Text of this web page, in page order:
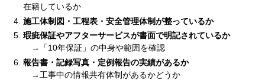
在籍しているか
施工体制図・工程表・安全管理体制が整っているか
瑕疵保証やアフターサービスが書面で明記されているか
→「10年保証」の中身や範囲を確認
報告書・記録写真・定例報告の実績があるか
→工事中の情報共有体制があるかどうか